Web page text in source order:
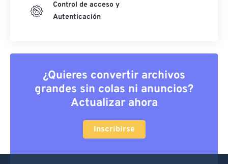
Control de acceso y
Autenticación
¿Quieres convertir archivos
grandes sin colas ni anuncios?
Actualizar ahora
Inscribirse